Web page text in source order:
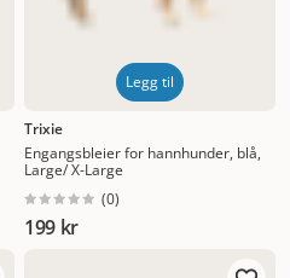
Legg til
Trixie
Engangsbleier for hannhunder, blå,
Large/ X-Large
(0)
199 kr